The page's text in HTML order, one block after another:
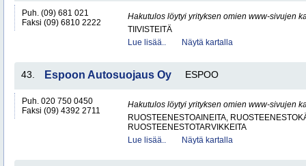
Puh. (09) 681 021
Faksi (09) 6810 2222
Hakutulos löytyi yrityksen omien www-sivujen
TIIVISTEITÄ
Lue lisää..
Näytä kartalla
43. Espoon Autosuojaus Oy ESPOO
Puh. 020 750 0450
Faksi (09) 4392 2711
Hakutulos löytyi yrityksen omien www-sivujen
RUOSTEENESTOAINEITA,
RUOSTEENESTOTARVIKKEITA
Lue lisää..
Näytä kartalla